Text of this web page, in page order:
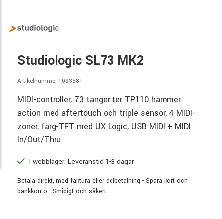
Studiologic SL73 MK2
Artikelnummer 1093581
MIDI-controller, 73 tangenter TP110 hammer
action med aftertouch och triple sensor, 4 MIDI-
zoner, färg-TFT med UX Logic, USB MIDI + MIDI
In/Out/Thru
I webblager. Leveranstid 1-3 dagar
Betala direkt, med faktura eller delbetalning - Spara kort och
bankkonto - Smidigt och säkert